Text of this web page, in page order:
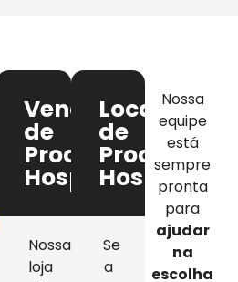
Venda
de
Produtos
Hospitalares
Nossa
loja
Locação
de
Produtos
Se
a
Nossa
equipe
está
sempre
pronta
para
ajudar
na
escolha